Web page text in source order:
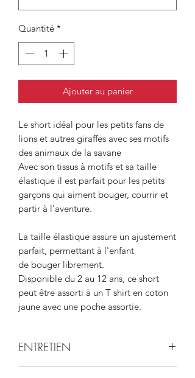
Quantité *
Ajouter au panier
Le short idéal pour les petits fans de
lions et autres giraffes avec ses motifs
des animaux de la savane
Avec son tissus à motifs et sa taille
élastique il est parfait pour les petits
garçons qui aiment bouger, courrir et
partir à l'aventure.
La taille élastique assure un ajustement
parfait, permettant à l'enfant
de bouger librement.
Disponible du 2 au 12 ans, ce short
peut être assorti à un T shirt en coton
jaune avec une poche assortie.
ENTRETIEN